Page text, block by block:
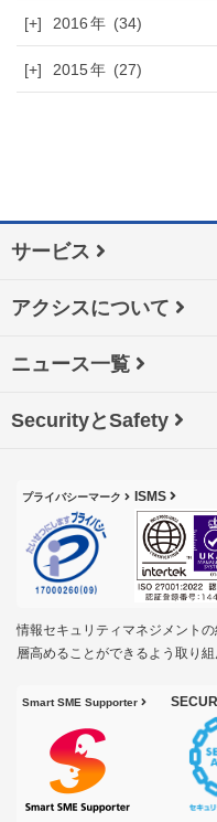
[+] 2016 (34)
[+] 2015 (27)
サービス
アクシスについて
ニュース一覧
SecurityとSafety
プライバシーマーク ISMS
情報セキュリティマネジメント
層高めることができるよう取り組
Smart SME Supporter